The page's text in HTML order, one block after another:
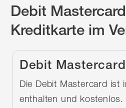
Debit
Kreditkarte im
Debit Mastercard
Die Debit Mastercard ist
enthalten und kostenlos.